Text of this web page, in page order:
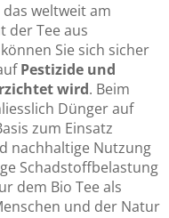
weltweit am
der Tee aus
Sie sich sicher
Pestizide und
wird. Beim
Dünger auf
zum Einsatz
nachhaltige Nutzung
Schadstoffbelastung
dem Bio Tee als
und der Natur